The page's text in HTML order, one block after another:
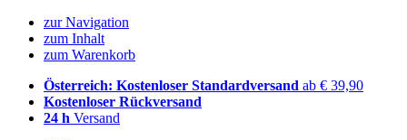
zur Navigation
zum Inhalt
zum Warenkorb
Österreich: Kostenloser Standardversand ab € 39,90
Kostenloser Rückversand
24 h Versand